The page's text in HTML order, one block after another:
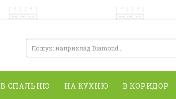
В СПАЛЬНЮ НА КУХНЮ В КОРИДОР